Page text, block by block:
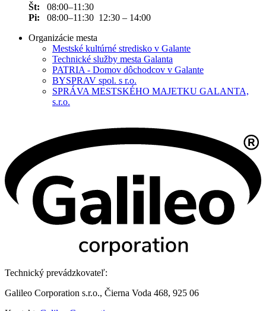
Št: 08:00–11:30
Pi: 08:00–11:30 12:30 – 14:00
Organizácie mesta
Mestské kultúrné stredisko v Galante
Technické služby mesta Galanta
PATRIA - Domov dôchodcov v Galante
BYSPRAV spol. s r.o.
SPRÁVA MESTSKÉHO MAJETKU GALANTA,
s.r.o.
Technický prevádzkovateľ:
Galileo Corporation s.r.o., Čierna Voda 468, 925 06